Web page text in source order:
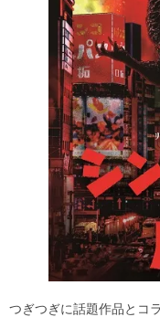
つぎつぎに話題作品とコ